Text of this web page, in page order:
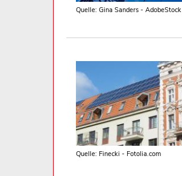
Quelle: Gina Sanders - AdobeStock
Quelle: Finecki - Fotolia.com